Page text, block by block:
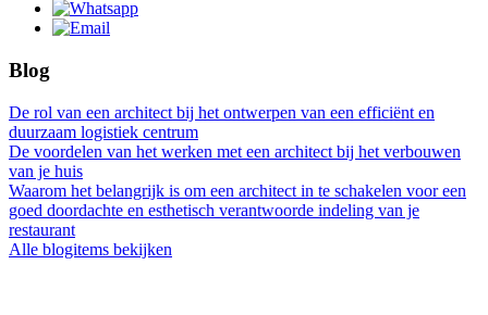
Blog
De rol van een architect bij het ontwerpen van een efficiënt en
duurzaam logistiek centrum
De voordelen van het werken met een architect bij het verbouwen
van je huis
Waarom het belangrijk is om een architect in te schakelen voor een
goed doordachte en esthetisch verantwoorde indeling van je
restaurant
Alle blogitems bekijken